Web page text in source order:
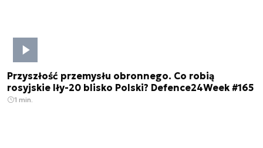
Przyszłość przemysłu obronnego. Co robią
rosyjskie Iły-20 blisko Polski? Defence24Week #165
1 min.